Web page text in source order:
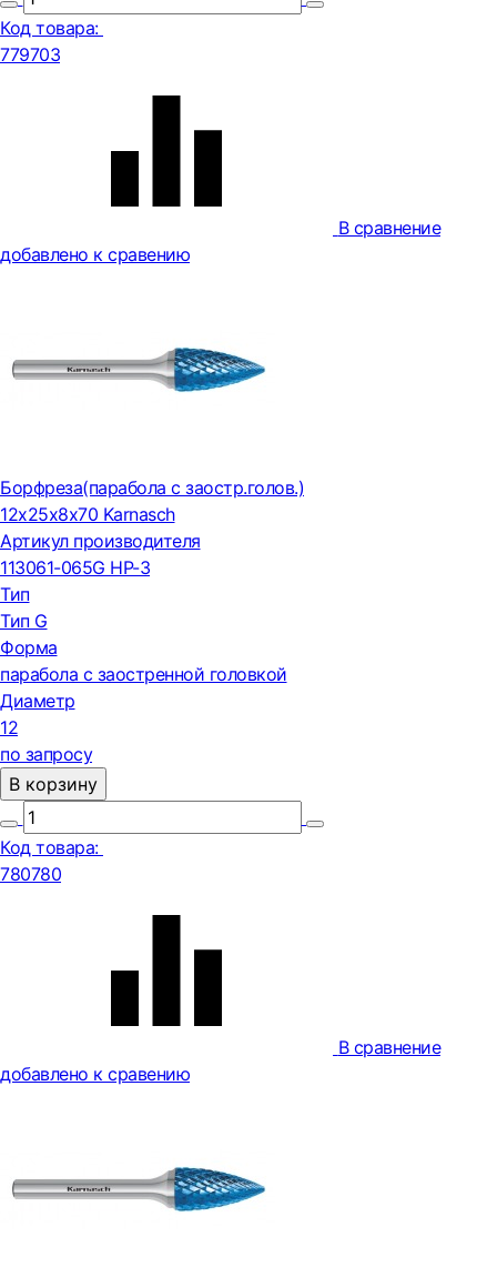
Код товара:
779703
В сравнение
добавлено к сравению
Борфреза(парабола с заостр.голов.)
12х25х8х70 Karnasch
Артикул производителя
113061-065G HP-3
Тип
Тип G
Форма
парабола с заостренной головкой
Диаметр
12
по запросу
В корзину
Код товара:
780780
В сравнение
добавлено к сравению